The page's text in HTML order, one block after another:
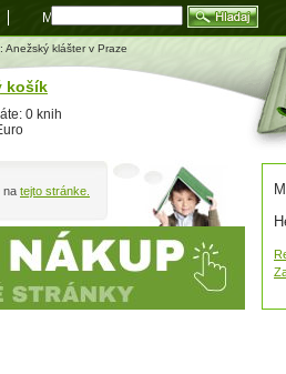
: Anežský klášter v Praze
na tejto stránke.
košík
0 knih
Mapa